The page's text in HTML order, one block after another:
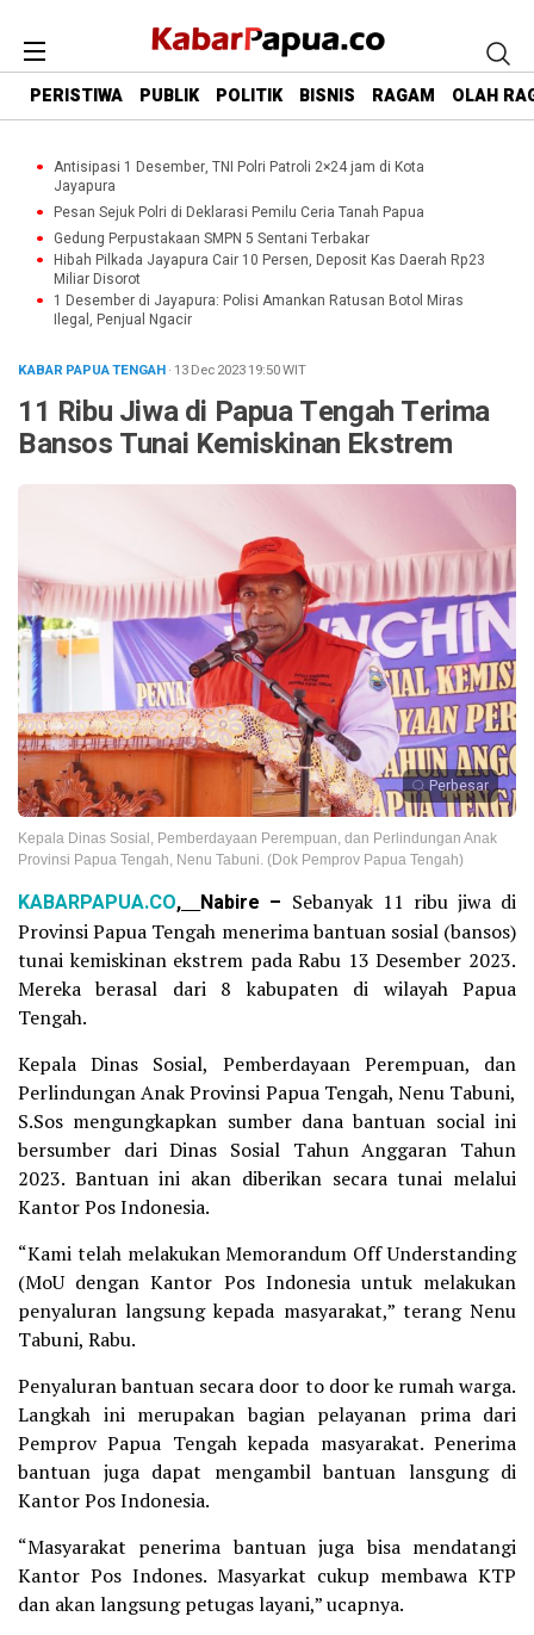
PERISTIWA PUBLIK POLITIK BISNIS RAGAM OLAH
Antisipasi 1 Desember, TNI Polri Patroli 2×24 jam di Kota
Jayapura
Pesan Sejuk Polri di Deklarasi Pemilu Ceria Tanah Papua
Gedung Perpustakaan SMPN 5 Sentani Terbakar
Hibah Pilkada Jayapura Cair 10 Persen, Deposit Kas Daerah Rp23
Miliar Disorot
1 Desember di Jayapura: Polisi Amankan Ratusan Botol Miras
Ilegal, Penjual Ngacir
KABAR PAPUA TENGAH· 13 Dec 202319:50WIT
11 Ribu Jiwa di Papua Tengah Terima
Bansos Tunai Kemiskinan Ekstrem
Perbesar
Kepala Dinas Sosial, Pemberdayaan Perempuan, dan Perlindungan Anak
Provinsi Papua Tengah, Nenu Tabuni. (Dok Pemprov Papua Tengah)
KABARPAPUA.CO,Nabire – Sebanyak 11 ribu jiwa di
Provinsi Papua Tengah menerima bantuan sosial (bansos)
tunai kemiskinan ekstrem pada Rabu 13 Desember 2023.
Mereka berasal dari 8 kabupaten di wilayah Papua
Tengah.
Kepala Dinas Sosial, Pemberdayaan Perempuan, dan
Perlindungan Anak Provinsi Papua Tengah, Nenu Tabuni,
S.Sos mengungkapkan sumber dana bantuan social ini
bersumber dari Dinas Sosial Tahun Anggaran Tahun
2023. Bantuan ini akan diberikan secara tunai melalui
Kantor Pos Indonesia.
“Kami telah melakukan Memorandum Off Understanding
(MoU dengan Kantor Pos Indonesia untuk melakukan
penyaluran langsung kepada masyarakat,” terang Nenu
Tabuni, Rabu.
Penyaluran bantuan secara door to door ke rumah warga.
Langkah ini merupakan bagian pelayanan prima dari
Pemprov Papua Tengah kepada masyarakat. Penerima
bantuan juga dapat mengambil bantuan lansgung di
Kantor Pos Indonesia.
“Masyarakat penerima bantuan juga bisa mendatangi
Kantor Pos Indones. Masyarkat cukup membawa KTP
dan akan langsung petugas layani,” ucapnya.